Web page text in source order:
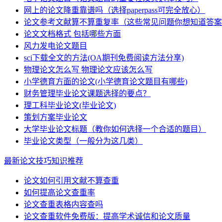
网上的论文降重靠谱吗（选择paperpass可完全放心）
论文参考文献算不算重复率（这些常见问题你想知道答
论文文档格式 包括哪些方面
风力发电论文题目
sci下载全文的方法(OA期刊免费阅读方法分享)
物理论文怎么写 物理论文应该怎么写
小学德育方面的论文(小学德育论文题目有哪些)
财务管理毕业论文课题选择的要点？
理工科毕业论文(毕业论文)
策划方案毕业论文
大学毕业论文标题（教你如何选择一个合适的题目）
毕业论文类型（一般分为这几类）
最新论文技巧知识推荐
论文如何引用文献不算查重
如何提高论文查重率
论文查重表格内容查吗
论文查重软件免费版：提高学术诚信和论文质量